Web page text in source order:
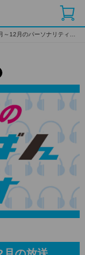
ソナリティは中島由貴さんに決定！